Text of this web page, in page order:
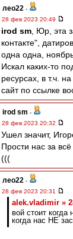
лео22 -
28 фев 2023 20:49
irod sm , Юр, эта
контакте",
одна одна,
Искал каких-то
ресурсах, в т.ч.
сайт по ссылке
irod sm -
28 фев 2023 20:32
Ушел значит,
Прости нас за
(((
лео22 -
28 фев 2023 20:31
alek.vladimir »
вой стоит когда
когда нас НЕ